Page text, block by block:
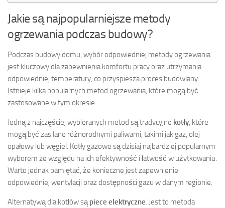
Jakie są najpopularniejsze metody
ogrzewania podczas budowy?
Podczas budowy domu, wybór odpowiedniej metody ogrzewania
jest kluczowy dla zapewnienia komfortu pracy oraz utrzymania
odpowiedniej temperatury, co przyspiesza proces budowlany.
Istnieje kilka popularnych metod ogrzewania, które mogą być
zastosowane w tym okresie.
Jedną z najczęściej wybieranych metod są tradycyjne kotły, które
mogą być zasilane różnorodnymi paliwami, takimi jak gaz, olej
opałowy lub węgiel. Kotły gazowe są dzisiaj najbardziej popularnym
wyborem ze względu na ich efektywność i łatwość w użytkowaniu.
Warto jednak pamiętać, że konieczne jest zapewnienie
odpowiedniej wentylacji oraz dostępności gazu w danym regionie.
Alternatywą dla kotłów sąpiece elektryczne. Jest to metoda